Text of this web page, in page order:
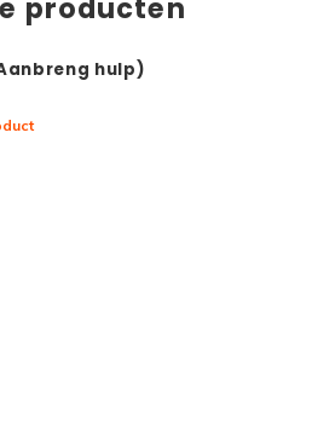
producten
hulp)